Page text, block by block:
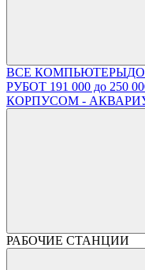
ВСЕ КОМПЬЮТЕРЫДО
РУБОТ 191 000 до 250
КОРПУСОМ -
РАБОЧИЕ СТАНЦИИ